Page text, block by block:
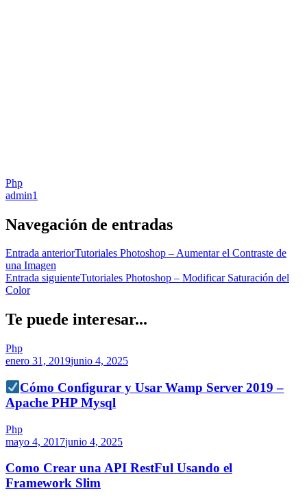
Php
admin1
Navegación de entradas
Entrada anteriorTutoriales Photoshop – Aumentar el Contraste de
una Imagen
Entrada siguienteTutoriales Photoshop – Modificar Saturación del
Color
Te puede interesar...
Php
enero 31, 2019junio 4, 2025
Cómo Configurar y Usar Wamp Server 2019 –
Apache PHP Mysql
Php
mayo 4, 2017junio 4, 2025
Como Crear una API RestFul Usando el
Framework Slim